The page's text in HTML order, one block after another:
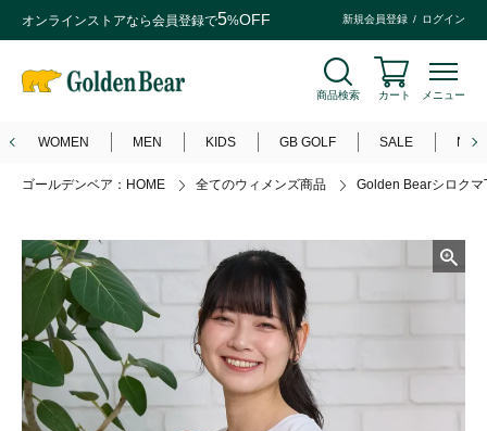
オンラインストアなら会員登録で5%OFF 新規会員登録 ログイン
商品検索 カート メニュー
WOMEN MEN KIDS GB GOLF SALE
ゴールデンベア：HOME 全てのウィメンズ商品 Golden Bearシロクマ